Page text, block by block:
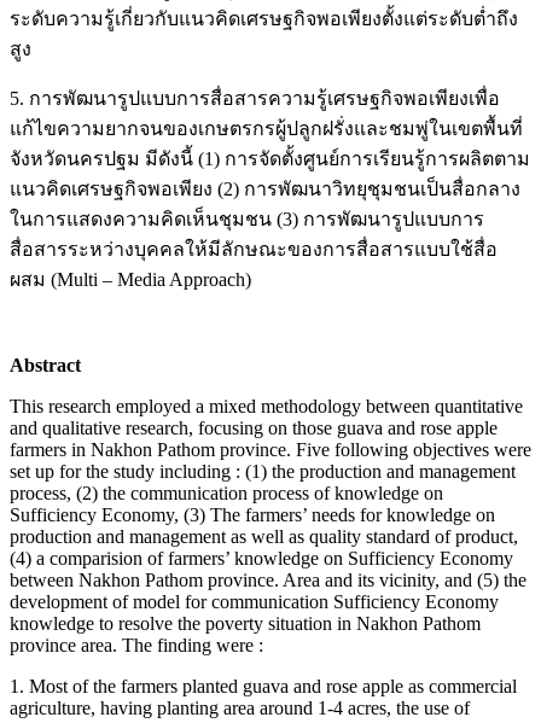
ระดับความรู้เกี่ยวกับแนวคิดเศรษฐกิจพอเพียงตั้งแต่ระดับต่ำถึง
สูง
5. การพัฒนารูปแบบการสื่อสารความรู้เศรษฐกิจพอเพียงเพื่อ
แก้ไขความยากจนของเกษตรกรผู้ปลูกฝรั่งและชมพู่ในเขตพื้นที่
จังหวัดนครปฐม มีดังนี้ (1) การจัดตั้งศูนย์การเรียนรู้การผลิตตาม
แนวคิดเศรษฐกิจพอเพียง (2) การพัฒนาวิทยุชุมชนเป็นสื่อกลาง
ในการแสดงความคิดเห็นชุมชน (3) การพัฒนารูปแบบการ
สื่อสารระหว่างบุคคลให้มีลักษณะของการสื่อสารแบบใช้สื่อ
ผสม (Multi – Media Approach)
Abstract
This research employed a mixed methodology between quantitative
and qualitative research, focusing on those guava and rose apple
farmers in Nakhon Pathom province. Five following objectives were
set up for the study including : (1) the production and management
process, (2) the communication process of knowledge on
Sufficiency Economy, (3) The farmers’ needs for knowledge on
production and management as well as quality standard of product,
(4) a comparision of farmers’ knowledge on Sufficiency Economy
between Nakhon Pathom province. Area and its vicinity, and (5) the
development of model for communication Sufficiency Economy
knowledge to resolve the poverty situation in Nakhon Pathom
province area. The finding were :
1. Most of the farmers planted guava and rose apple as commercial
agriculture, having planting area around 1-4 acres, the use of